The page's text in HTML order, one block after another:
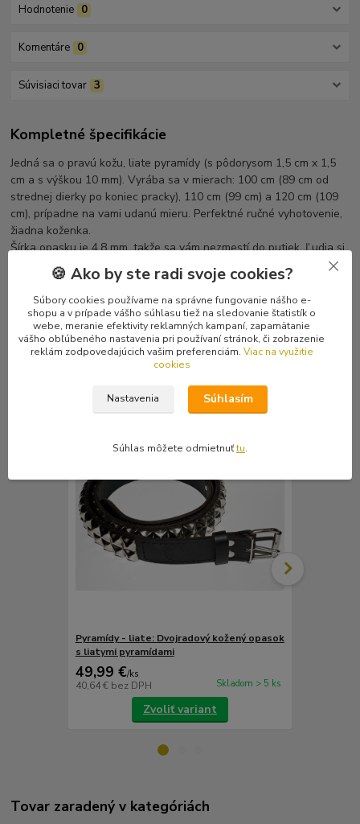
Hodnotenie 0
Komentáre 0
Súvisiaci tovar 3
Kompletné špecifikácie
Jedná sa o pravú kožu, liate pyramídy (s pôdorysom 1,5 cm x 1,5
cm a s výškou 10 mm). Vyrába sa v mierach: 100 cm (89 cm od
strednej dierky po koniec pracky), 110 cm (99 cm) a 120 cm (109
cm), prípadne na vami udanú mieru. Perfektné ručné vyhotovenie,
žiadna koženka.
Šírka opasku je 4,8 mm, takže sa vám nezmestí do putiek. Ľudia si
zvyknú potom našiť jedno-dve pracovné putko.
Súvisiaci tovar 3
Pyramídy - liate: Dvojradový kožený opasok
s liatymi pyramídami
49,99 €/ks
40,64 € bez DPH Skladom > 5 ks
Zvoliť variant
Tovar zaradený v kategóriách
🍪 Ako by ste radi svoje cookies?
Súbory cookies používame na správne fungovanie nášho e-
shopu a v prípade vášho súhlasu tiež na sledovanie štatistík o
webe, meranie efektivity reklamných kampaní, zapamätanie
vášho obľúbeného nastavenia pri používaní stránok, či zobrazenie
reklám zodpovedajúcich vašim preferenciám. Viac na využitie
cookies
Nastavenia Súhlasím
Súhlas môžete odmietnuťtu.